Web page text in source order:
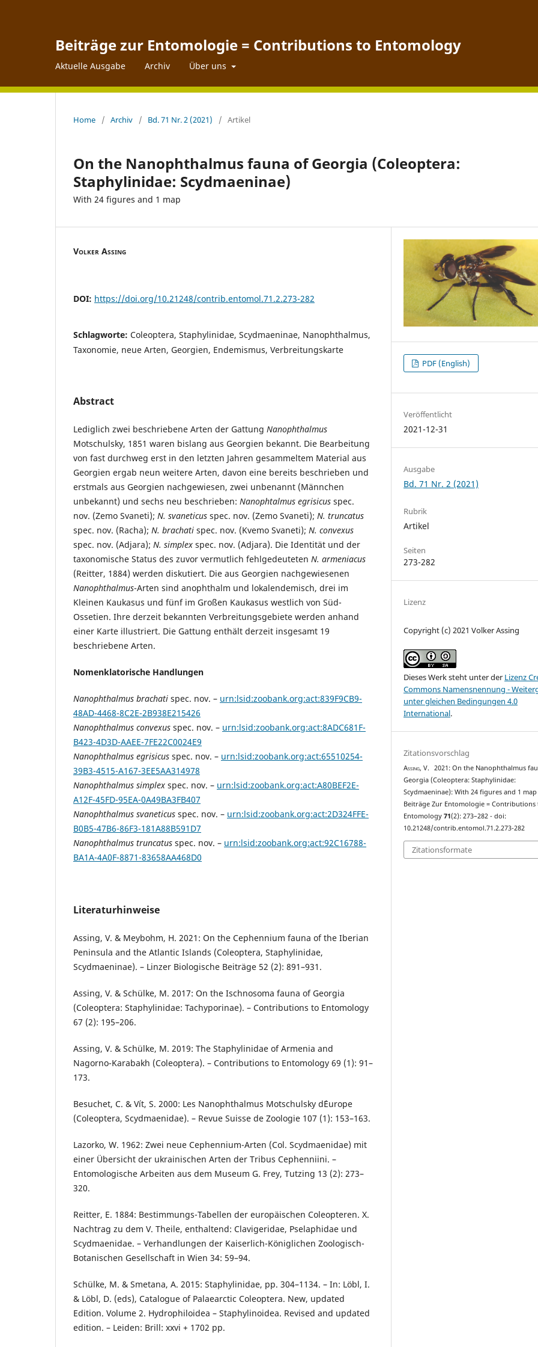
Beiträge zur Entomologie = Contributions to Entomology
Aktuelle Ausgabe Archiv Über uns
Home / Archiv / Bd. 71 Nr. 2 (2021) / Artikel
On the Nanophthalmus fauna of Georgia (Coleoptera:
Staphylinidae: Scydmaeninae)
With 24 figures and 1 map
Volker Assing
DOI: https://doi.org/10.21248/contrib.entomol.71.2.273-282
Schlagworte: Coleoptera, Staphylinidae, Scydmaeninae, Nanophthalmus,
Taxonomie, neue Arten, Georgien, Endemismus, Verbreitungskarte
Abstract
Lediglich zwei beschriebene Arten der Gattung Nanophthalmus
Motschulsky, 1851 waren bislang aus Georgien bekannt. Die Bearbeitung
von fast durchweg erst in den letzten Jahren gesammeltem Material aus
Georgien ergab neun weitere Arten, davon eine bereits beschrieben und
erstmals aus Georgien nachgewiesen, zwei unbenannt (Männchen
unbekannt) und sechs neu beschrieben: Nanophtalmus egrisicus spec.
nov. (Zemo Svaneti); N. svaneticus spec. nov. (Zemo Svaneti); N. truncatus
spec. nov. (Racha); N. brachati spec. nov. (Kvemo Svaneti); N. convexus
spec. nov. (Adjara); N. simplex spec. nov. (Adjara). Die Identität und der
taxonomische Status des zuvor vermutlich fehlgedeuteten N. armeniacus
(Reitter, 1884) werden diskutiert. Die aus Georgien nachgewiesenen
Nanophthalmus-Arten sind anophthalm und lokalendemisch, drei im
Kleinen Kaukasus und fünf im Großen Kaukasus westlich von Süd-
Ossetien. Ihre derzeit bekannten Verbreitungsgebiete werden anhand
einer Karte illustriert. Die Gattung enthält derzeit insgesamt 19
beschriebene Arten.
Nomenklatorische Handlungen
Nanophthalmus brachati spec. nov. – urn:lsid:zoobank.org:act:839F9CB9-
48AD-4468-8C2E-2B938E215426
Nanophthalmus convexus spec. nov. – urn:lsid:zoobank.org:act:8ADC681F-
B423-4D3D-AAEE-7FE22C0024E9
Nanophthalmus egrisicus spec. nov. – urn:lsid:zoobank.org:act:65510254-
39B3-4515-A167-3EE5AA314978
Nanophthalmus simplex spec. nov. – urn:lsid:zoobank.org:act:A80BEF2E-
A12F-45FD-95EA-0A49BA3FB407
Nanophthalmus svaneticus spec. nov. – urn:lsid:zoobank.org:act:2D324FFE-
B0B5-47B6-86F3-181A88B591D7
Nanophthalmus truncatus spec. nov. – urn:lsid:zoobank.org:act:92C16788-
BA1A-4A0F-8871-83658AA468D0
Literaturhinweise
Assing, V. & Meybohm, H. 2021: On the Cephennium fauna of the Iberian
Peninsula and the Atlantic Islands (Coleoptera, Staphylinidae,
Scydmaeninae). – Linzer Biologische Beiträge 52 (2): 891–931.
Assing, V. & Schülke, M. 2017: On the Ischnosoma fauna of Georgia
(Coleoptera: Staphylinidae: Tachyporinae). – Contributions to Entomology
67 (2): 195–206.
Assing, V. & Schülke, M. 2019: The Staphylinidae of Armenia and
Nagorno-Karabakh (Coleoptera). – Contributions to Entomology 69 (1): 91–
173.
Besuchet, C. & Vít, S. 2000: Les Nanophthalmus Motschulsky d´Europe
(Coleoptera, Scydmaenidae). – Revue Suisse de Zoologie 107 (1): 153–163.
Lazorko, W. 1962: Zwei neue Cephennium-Arten (Col. Scydmaenidae) mit
einer Übersicht der ukrainischen Arten der Tribus Cephenniini. –
Entomologische Arbeiten aus dem Museum G. Frey, Tutzing 13 (2): 273–
320.
Reitter, E. 1884: Bestimmungs-Tabellen der europäischen Coleopteren. X.
Nachtrag zu dem V. Theile, enthaltend: Clavigeridae, Pselaphidae und
Scydmaenidae. – Verhandlungen der Kaiserlich-Königlichen Zoologisch-
Botanischen Gesellschaft in Wien 34: 59–94.
Schülke, M. & Smetana, A. 2015: Staphylinidae, pp. 304–1134. – In: Löbl, I.
& Löbl, D. (eds), Catalogue of Palaearctic Coleoptera. New, updated
Edition. Volume 2. Hydrophiloidea – Staphylinoidea. Revised and updated
edition. – Leiden: Brill: xxvi + 1702 pp.
PDF (English)
Veröffentlicht
2021-12-31
Zitationsvorschlag
Assing, V.
2021: On the Nanophthalmus
Georgia (Coleoptera: Staphylinidae:
Scydmaeninae): With 24 figures and 1 map
Beiträge Zur Entomologie = Contributions
Entomology71(2): 273–282 - doi:
10.21248/contrib.entomol.71.2.273-282
Zitationsformate
Ausgabe
Bd. 71 Nr. 2 (2021)
Rubrik
Artikel
Seiten
273-282
Lizenz
Copyright (c) 2021 Volker Assing
Dieses Werk steht unter der Lizenz
Commons Namensnennung -
unter gleichen Bedingungen 4.0
International.